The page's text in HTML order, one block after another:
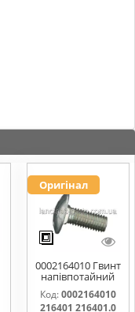
Оригінал
0002164010 Гвинт
напівпотайний
М10х25х20
216401 216401.0
Код:0002164010
216401 216401.0